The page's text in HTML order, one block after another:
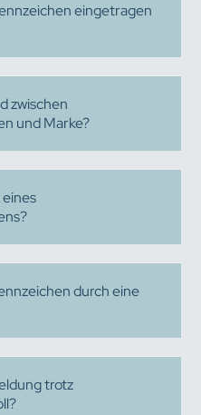
eingetragen
zwischen
und Marke?
durch eine
trotz